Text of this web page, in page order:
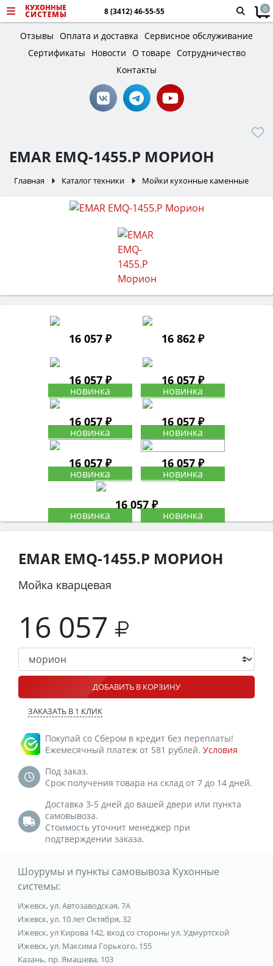
8 (3412) 46-55-55 0
Отзывы Оплата и доставка Сервисное обслуживание
Сертификаты
Новости О товаре Сотрудничество
Контакты
EMAR EMQ-1455.P МОРИОН
Главная Каталог техники Мойки кухонные каменные
16 057 ₽ 16 862 ₽
16 057 ₽ 16 057 ₽
16 057 ₽ 16 057 ₽
16 057 ₽ 16 057 ₽
16 057 ₽
EMAR EMQ-1455.P МОРИОН
Мойка кварцевая
16 057
ДОБАВИТЬ В КОРЗИНУ
ЗАКАЗАТЬ В 1 КЛИК
Покупай со Сбером в кредит без переплаты!
Ежемесячный платеж от 581 рублей. Условия
Под заказ.
Срок получения товара на склад от 7 до 14 дней.
Доставка 3-5 дней до вашей двери или пункта
самовывоза.
Стоимость уточнит менеджер при
подтверждении заказа.
Шоурумы и пункты самовывоза Кухонные
системы:
Ижевск, ул. Автозаводская, 7А
Ижевск, ул. 10 лет Октября, 32
Ижевск, ул Кирова 142, вход со стороны ул. Удмуртской
Ижевск, ул. Максима Горького, 155
Казань, пр. Ямашева, 103